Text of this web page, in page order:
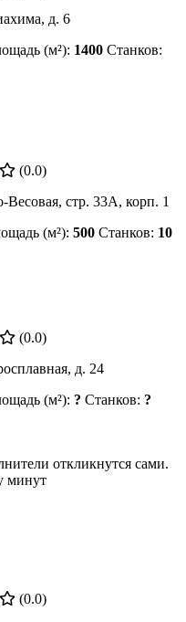
д. 6
(м²): 1400 Станков:
(0.0)
стр. 33А, корп. 1
(м²): 500 Станков: 10
(0.0)
д. 24
(м²): ? Станков: ?
откликнутся сами.
минут
(0.0)